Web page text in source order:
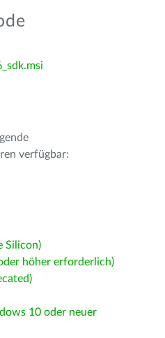
verfügbar:
Silicon)
höher erforderlich)
10 oder neuer